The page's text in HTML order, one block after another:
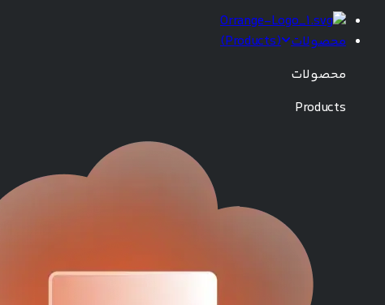
محصولات (
Products
)
محصولات
Products